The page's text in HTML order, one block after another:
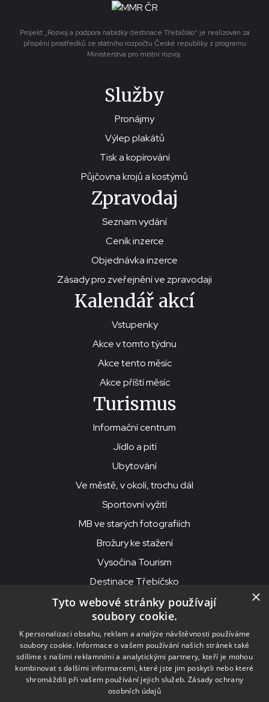
Projekt „Rozvoj a podpora nabídky destinace Třebíčsko“ je realizován za
přispění prostředků ze státního rozpočtu České republiky z programu
Ministerstva pro místní rozvoj.
Služby
Pronájmy
Výlep plakátů
Tisk a kopírování
Půjčovna krojů a kostýmů
Zpravodaj
Seznam vydání
Ceník inzerce
Objednávka inzerce
Zásady pro zveřejnění ve zpravodaji
Kalendář akcí
Vstupenky
Akce v tomto týdnu
Akce tento měsíc
Akce příští měsíc
Turismus
Informační centrum
Jídlo a pití
Ubytování
Ve městě, v okolí, trochu dál
Sportovní vyžití
MB ve starých fotografiích
Brožury ke stažení
Vysočina Tourism
Destinace Třebíčsko
© 2026MKS Beseda Mor. Budějovice
MKS Beseda, příspěvková organizace, Purcnerova 62, 676 02
Moravské Budějovice
IČO: 00091758, DIČ: CZ00091758, ID datové schránky: chjn2kd
×
Tyto webové stránky používají
soubory cookie.
K personalizaci obsahu, reklam a analýze návštěvnosti používáme
soubory cookie. Informace o vašem používání našich stránek také
sdílíme s našimi reklamními a analytickými partnery, kteří je mohou
kombinovat s dalšími informacemi, které jste jim poskytli nebo které
shromáždili při vašem používání jejich služeb. Zásady ochrany
osobních údajů